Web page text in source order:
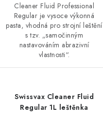
Cleaner Fluid Professional
Regular je vysoce výkonná
pasta, vhodná pro strojní leštění
s tzv. „samočinným
nastavováním abrazivní
vlastnosti“.
Swissvax Cleaner Fluid
Regular 1L leštěnka